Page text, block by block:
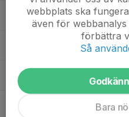
Paris S.
webbplats ska
även för
förbättra
Så
Bara